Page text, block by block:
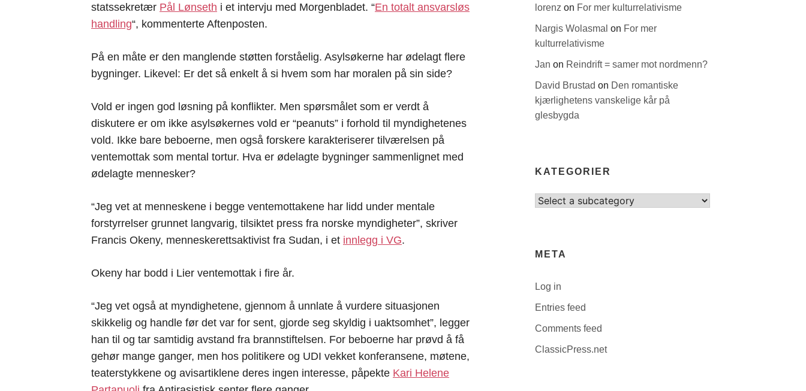
statssekretær Pål Lønseth i et intervju med Morgenbladet. “En totalt ansvarsløs
handling“, kommenterte Aftenposten.
På en måte er den manglende støtten forståelig. Asylsøkerne har ødelagt flere
bygninger. Likevel: Er det så enkelt å si hvem som har moralen på sin side?
Vold er ingen god løsning på konflikter. Men spørsmålet som er verdt å
diskutere er om ikke asylsøkernes vold er “peanuts” i forhold til myndighetenes
vold. Ikke bare beboerne, men også forskere karakteriserer tilværelsen på
ventemottak som mental tortur. Hva er ødelagte bygninger sammenlignet med
ødelagte mennesker?
“Jeg vet at menneskene i begge ventemottakene har lidd under mentale
forstyrrelser grunnet langvarig, tilsiktet press fra norske myndigheter”, skriver
Francis Okeny, menneskerettsaktivist fra Sudan, i et innlegg i VG.
Okeny har bodd i Lier ventemottak i fire år.
“Jeg vet også at myndighetene, gjennom å unnlate å vurdere situasjonen
skikkelig og handle før det var for sent, gjorde seg skyldig i uaktsomhet”, legger
han til og tar samtidig avstand fra brannstiftelsen. For beboerne har prøvd å få
gehør mange ganger, men hos politikere og UDI vekket konferansene, møtene,
teaterstykkene og avisartiklene deres ingen interesse, påpekte Kari Helene
lorenz on For mer kulturrelativisme
Nargis Wolasmal on For mer
kulturrelativisme
Jan on Reindrift = samer mot nordmenn?
David Brustad on Den romantiske
kjærlighetens vanskelige kår på
glesbygda
KATEGORIER
Select
META
Log in
Entries feed
Comments feed
ClassicPress.net